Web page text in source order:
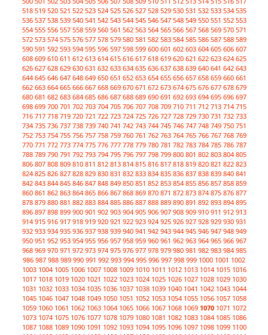
518 519 520 521 522 523 524 525 526 527 528 529 530 531 532 533 534 535
536 537 538 539 540 541 542 543 544 545 546 547 548 549 550 551 552 553
554 555 556 557 558 559 560 561 562 563 564 565 566 567 568 569 570 571
572 573 574 575 576 577 578 579 580 581 582 583 584 585 586 587 588 589
590 591 592 593 594 595 596 597 598 599 600 601 602 603 604 605 606 607
608 609 610 611 612 613 614 615 616 617 618 619 620 621 622 623 624 625
626 627 628 629 630 631 632 633 634 635 636 637 638 639 640 641 642 643
644 645 646 647 648 649 650 651 652 653 654 655 656 657 658 659 660 661
662 663 664 665 666 667 668 669 670 671 672 673 674 675 676 677 678 679
680 681 682 683 684 685 686 687 688 689 690 691 692 693 694 695 696 697
698 699 700 701 702 703 704 705 706 707 708 709 710 711 712 713 714 715
716 717 718 719 720 721 722 723 724 725 726 727 728 729 730 731 732 733
734 735 736 737 738 739 740 741 742 743 744 745 746 747 748 749 750 751
752 753 754 755 756 757 758 759 760 761 762 763 764 765 766 767 768 769
770 771 772 773 774 775 776 777 778 779 780 781 782 783 784 785 786 787
788 789 790 791 792 793 794 795 796 797 798 799 800 801 802 803 804 805
806 807 808 809 810 811 812 813 814 815 816 817 818 819 820 821 822 823
824 825 826 827 828 829 830 831 832 833 834 835 836 837 838 839 840 841
842 843 844 845 846 847 848 849 850 851 852 853 854 855 856 857 858 859
860 861 862 863 864 865 866 867 868 869 870 871 872 873 874 875 876 877
878 879 880 881 882 883 884 885 886 887 888 889 890 891 892 893 894 895
896 897 898 899 900 901 902 903 904 905 906 907 908 909 910 911 912 913
914 915 916 917 918 919 920 921 922 923 924 925 926 927 928 929 930 931
932 933 934 935 936 937 938 939 940 941 942 943 944 945 946 947 948 949
950 951 952 953 954 955 956 957 958 959 960 961 962 963 964 965 966 967
968 969 970 971 972 973 974 975 976 977 978 979 980 981 982 983 984 985
986 987 988 989 990 991 992 993 994 995 996 997 998 999 1000 1001 1002
1003 1004 1005 1006 1007 1008 1009 1010 1011 1012 1013 1014 1015 1016
1017 1018 1019 1020 1021 1022 1023 1024 1025 1026 1027 1028 1029 1030
1031 1032 1033 1034 1035 1036 1037 1038 1039 1040 1041 1042 1043 1044
1045 1046 1047 1048 1049 1050 1051 1052 1053 1054 1055 1056 1057 1058
1059 1060 1061 1062 1063 1064 1065 1066 1067 1068 1069 1070 1071 1072
1073 1074 1075 1076 1077 1078 1079 1080 1081 1082 1083 1084 1085 1086
1087 1088 1089 1090 1091 1092 1093 1094 1095 1096 1097 1098 1099 1100